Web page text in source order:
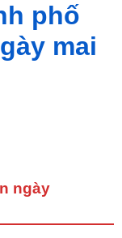
phố
mai
ngày